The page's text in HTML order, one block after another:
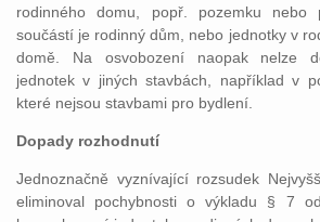
rodinného domu, popř. pozemku nebo
součástí je rodinný dům, nebo jednotky v
domě. Na osvobození naopak nelze
jednotek v jiných stavbách, například v
které nejsou stavbami pro bydlení.
Dopady rozhodnutí
Jednoznačně vyznívající rozsudek
eliminoval pochybnosti o výkladu § 7